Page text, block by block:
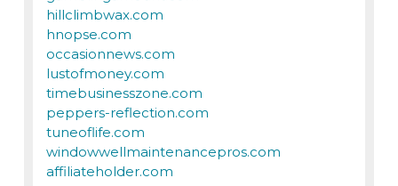
hillclimbwax.com
hnopse.com
occasionnews.com
lustofmoney.com
timebusinesszone.com
peppers-reflection.com
tuneoflife.com
windowwellmaintenancepros.com
affiliateholder.com